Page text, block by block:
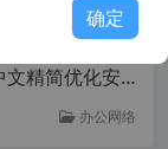
精简优化安
办公网络
确定